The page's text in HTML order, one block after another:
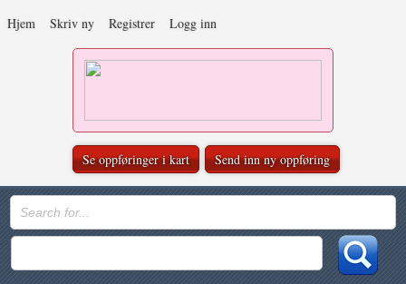
Hjem Skriv ny Registrer Logg inn
Se oppføringer i kart Send inn ny oppføring